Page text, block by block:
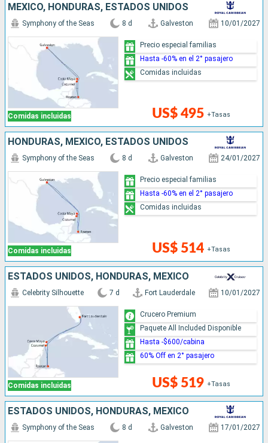
MÉXICO, HONDURAS, ESTADOS UNIDOS
Comidas incluidas
Symphony of the Seas 8 d Galveston 10/01/2027
US$ 495 +Tasas
Precio especial familias
Hasta -60% en el 2° pasajero
Comidas incluidas
HONDURAS, MÉXICO, ESTADOS UNIDOS
Comidas incluidas
Symphony of the Seas 8 d Galveston 24/01/2027
US$ 514 +Tasas
Precio especial familias
Hasta -60% en el 2° pasajero
Comidas incluidas
ESTADOS UNIDOS, HONDURAS, MÉXICO
Comidas incluidas
Celebrity Silhouette 7 d Fort Lauderdale 10/01/2027
US$ 519 +Tasas
Crucero Premium
Paquete All Included Disponible
Hasta -$600/cabina
60% Off en 2° pasajero
ESTADOS UNIDOS, HONDURAS, MÉXICO
Symphony of the Seas 8 d Galveston 17/01/2027